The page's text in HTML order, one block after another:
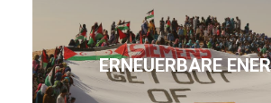
ERNEUERBARE